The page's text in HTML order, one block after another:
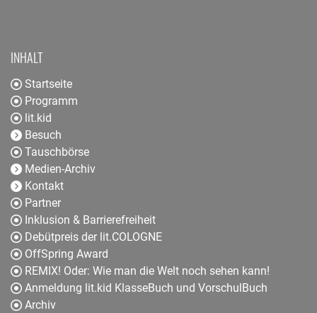
INHALT
Startseite
Programm
lit.kid
Besuch
Tauschbörse
Medien-Archiv
Kontakt
Partner
Inklusion & Barrierefreiheit
Debütpreis der lit.COLOGNE
OffSpring Award
REMIX! Oder: Wie man die Welt noch sehen kann!
Anmeldung lit.kid KlasseBuch und VorschulBuch
Archiv